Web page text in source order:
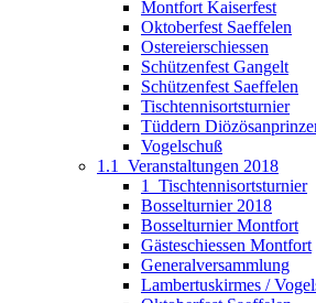
Montfort Kaiserfest
Oktoberfest Saeffelen
Ostereierschiessen
Schützenfest Gangelt
Schützenfest Saeffelen
Tischtennisortsturnier
Tüddern
Vogelschuß
1.1_Veranstaltungen 2018
1_Tischtennisortsturnier
Bosselturnier 2018
Bosselturnier Montfort
Gästeschiessen Montfort
Generalversammlung
Lambertuskirmes /